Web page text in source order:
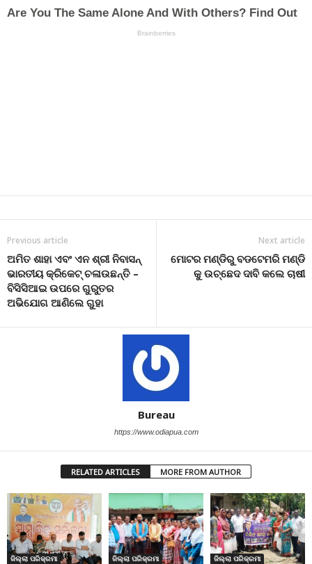
Previous article
ଅମିତ ଶାହା ଏବଂ ଏନ ଶ୍ରୀ ନିବାସନ୍
ଭାରତୀୟ କ୍ରିକେଟ୍ ଚଳାଉଛନ୍ତି –
ବିସିସିଆଇ ଉପରେ ଗୁରୁତର
ଅଭିଯୋଗ ଆଣିଲେ ଗୁହା
Next article
ମୋଟର ମଣ୍ଡିରୁ ବଡଟେମରି ମଣ୍ଡି
କୁ ଉଚ୍ଛେଦ ଦାବି କଲେ ଚାଷୀ
Bureau
https://www.odiapua.com
RELATED ARTICLES MORE FROM AUTHOR
ଜିଲ୍ଲା ପରିକ୍ରମା ଜିଲ୍ଲା ପରିକ୍ରମା ଜିଲ୍ଲା ପରିକ୍ରମା